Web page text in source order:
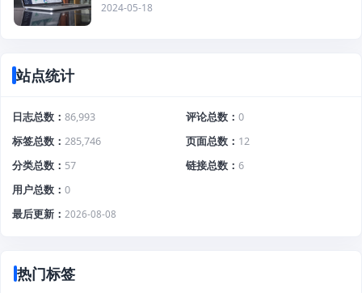
2024-05-18
站点统计
日志总数 86,993 评论总数
0
标签总数
285,746 页面总数
12
分类总数
57 链接总数
6
用户总数
0
最后更新
2026-08-08
热门标签